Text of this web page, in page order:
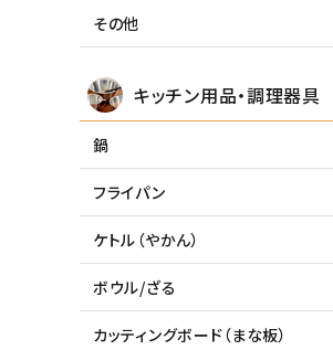
その他
キッチン用品・調理器具
鍋
フライパン
ケトル（やかん）
ボウル/ざる
カッティングボード（まな板）